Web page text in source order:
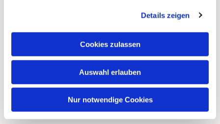
Details zeigen
Cookies zulassen
Auswahl erlauben
Nur notwendige Cookies